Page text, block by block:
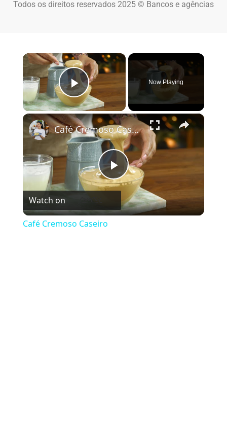
Todos os direitos reservados 2025 © Bancos e agências
×
Play Video
Now Playing
×
Play Video
Café Cremoso Caseiro
Watch on
Café Cremoso Caseiro